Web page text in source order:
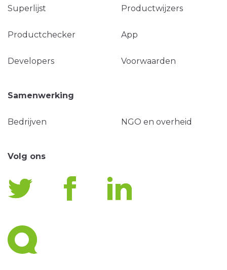
Superlijst Productwijzers
Productchecker App
Developers Voorwaarden
Samenwerking
Bedrijven NGO en overheid
Volg ons